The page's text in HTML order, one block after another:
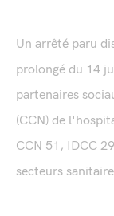
Un arrêté paru
prolongé du 14
partenaires
(CCN) de
CCN 51, IDCC
secteurs